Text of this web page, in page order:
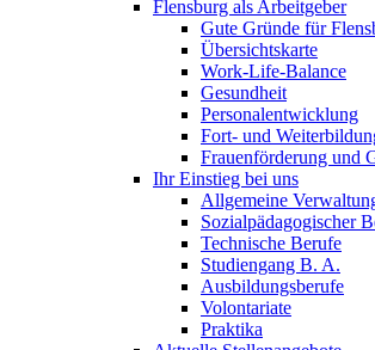
Flensburg als Arbeitgeber
Gute Gründe für
Übersichtskarte
Work-Life-Balance
Gesundheit
Personalentwicklung
Fort- und
Frauenförderung und
Ihr Einstieg bei uns
Allgemeine
Sozialpädagogischer
Technische Berufe
Studiengang B. A.
Ausbildungsberufe
Volontariate
Praktika